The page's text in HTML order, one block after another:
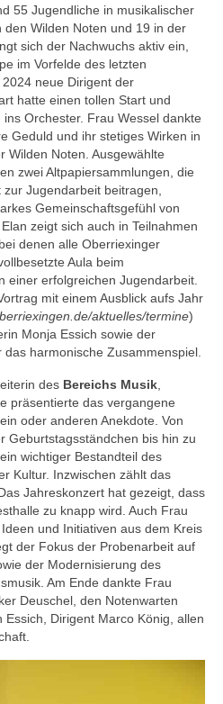
55 Jugendliche in musikalischer
Wilden Noten und 19 in der
sich der Nachwuchs aktiv ein,
im Vorfelde des letzten
neue Dirigent der
hatte einen tollen Start und
Orchester. Frau Wessel dankte
Geduld und ihr stetiges Wirken in
Wilden Noten. Ausgewählte
zwei Altpapiersammlungen, die
Jugendarbeit beitragen,
Gemeinschaftsgefühl von
zeigt sich auch in Teilnahmen
denen alle Oberriexinger
Aula beim
einer erfolgreichen Jugendarbeit.
mit einem Ausblick aufs Jahr
aktuelles/termine)
Monja Essich sowie der
harmonische Zusammenspiel.
des Bereichs Musik
präsentierte das vergangene
oder anderen Anekdote. Von
Geburtstagsständchen bis hin zu
wichtiger Bestandteil des
Kultur. Inzwischen zählt das
Jahreskonzert hat gezeigt, dass
zu knapp wird. Auch Frau
und Initiativen aus dem Kreis
der Fokus der Probenarbeit auf
der Modernisierung des
Am Ende dankte Frau
Deuschel, den Notenwarten
Dirigent Marco König, allen